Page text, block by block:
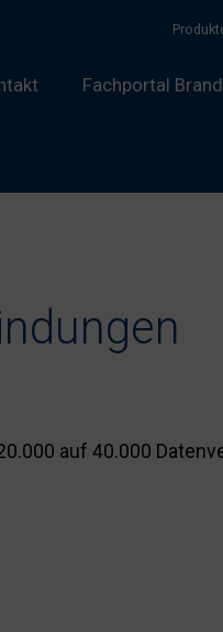
Fachportal
auf 40.000